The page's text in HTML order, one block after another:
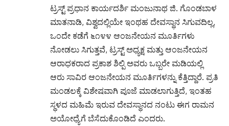
ಟ್ರಸ್ಟ್ ಪ್ರಧಾನ ಕಾರ್ಯದರ್ಶಿ ಮಂಜುನಾಥ ಜಿ. ಗೊಂಡಬಾಳ
ಮಾತನಾಡಿ, ವಿಶ್ವದಲ್ಲಿಯೇ ಇಂಥಹ ದೇವಸ್ಥಾನ ಸಿಗುವದಿಲ್ಲ,
ಒಂದೇ ಕಡೆಗೆ ೬೧೪೪ ಆಂಜನೇಯನ ಮೂರ್ತಿಗಳು
ನೋಡಲು ಸಿಗುತ್ತವೆ, ಟ್ರಸ್ಟ್ ಅಧ್ಯಕ್ಷ ಮತ್ತು ಆಂಜನೇಯನ
ಆರಾಧಕರಾದ ಪ್ರಕಾಶ ಶಿಲ್ಪಿ ಅವರು ಒಬ್ಬರೇ ಮಡಿಯಲ್ಲಿ
ಆರು ಸಾವಿರ ಆಂಜನೇಯನ ಮೂರ್ತಿಗಳನ್ನು ಕೆತ್ತಿದ್ದಾರೆ. ಪ್ರತಿ
ಮಂಡಲಕ್ಕೆ ವಿಶೇಷವಾಗಿ ಪೂಜೆ ಮಾಡಲಾಗುತ್ತಿದೆ, ಇಂತಹ
ಸ್ಥಳದ ಮಹಿಮೆ ಇರುವ ದೇವಸ್ಥಾನದ ನಂಟು ಈಗ ರಾಮನ
ಅಯೋಧ್ಯೆಗೆ ಬೆಸೆದುಕೊಂಡಿದೆ ಎಂದರು.